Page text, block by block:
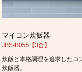
マイコン炊飯器
JBS-B055【3合】
炊飯と本格調理を追求したコ
炊飯器。